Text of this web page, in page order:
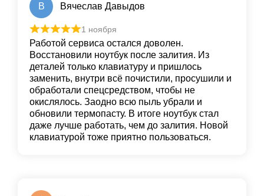
В Вячеслав Давыдов
1 ноября
Работой сервиса остался доволен.
Восстановили ноутбук после залития. Из
деталей только клавиатуру и пришлось
заменить, внутри всё почистили, просушили и
обработали спецсредством, чтобы не
окислялось. Заодно всю пыль убрали и
обновили термопасту. В итоге ноутбук стал
даже лучше работать, чем до залития. Новой
клавиатурой тоже приятно пользоваться.